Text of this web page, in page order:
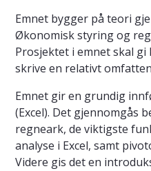
Emnet bygger på teori
Økonomisk styring og
Prosjektet i emnet skal
skrive en relativt
Emnet gir en grundig
(Excel). Det gjennomgås
regneark, de viktigste
analyse i Excel, samt
Videre gis det en